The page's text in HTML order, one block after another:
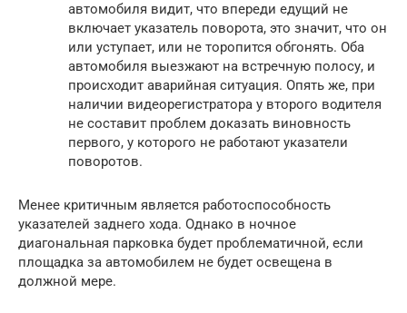
автомобиля видит, что впереди едущий не
включает указатель поворота, это значит, что он
или уступает, или не торопится обгонять. Оба
автомобиля выезжают на встречную полосу, и
происходит аварийная ситуация. Опять же, при
наличии видеорегистратора у второго водителя
не составит проблем доказать виновность
первого, у которого не работают указатели
поворотов.
Менее критичным является работоспособность
указателей заднего хода. Однако в ночное
диагональная парковка будет проблематичной, если
площадка за автомобилем не будет освещена в
должной мере.